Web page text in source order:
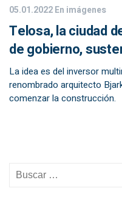
05.01.2022En imágenes
Telosa, la ciudad
de gobierno,
La idea es del inversor
renombrado arquitecto
comenzar la construcción.